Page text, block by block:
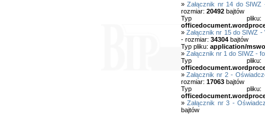
»Załącznik nr 14 do
rozmiar: 20492bajtów
Typ
» Załącznik nr 15 do SIWZ
- rozmiar: 34304bajtów
Typ pliku: application/
» Załącznik nr 1 do SIWZ -
Typ
»Załącznik nr 2 -
rozmiar: 17063bajtów
Typ
»Załącznik nr 3 -
bajtów